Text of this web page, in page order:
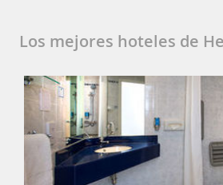
Los mejores hoteles de